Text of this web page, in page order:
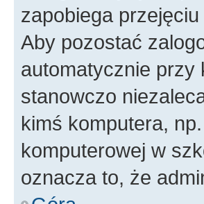
zapobiega
Aby pozostać
automatycznie przy
stanowczo
kimś komputera,
komputerowej w
oznacza to, że